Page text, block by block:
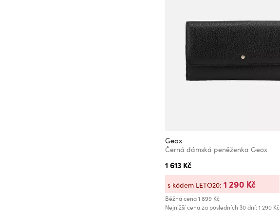
Geox
Černá dámská peněženka Geox
1 613 Kč
Běžná cena 1 899 Kč
Nejnižší cena za posledních 30 dní: 1 290 Kč
s kódem LETO20: 1 290 Kč